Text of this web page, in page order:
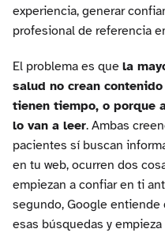
experiencia, generar
profesional de referencia
El problema es que la
salud no crean
tienen tiempo, o porque
lo van a leer. Ambas
pacientes sí buscan
en tu web, ocurren dos
empiezan a confiar en ti
segundo, Google entiende
esas búsquedas y